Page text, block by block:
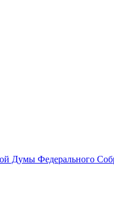
Думы Федерального